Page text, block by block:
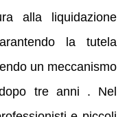
alla liquidazione
la tutela
un meccanismo
tre anni . Nel